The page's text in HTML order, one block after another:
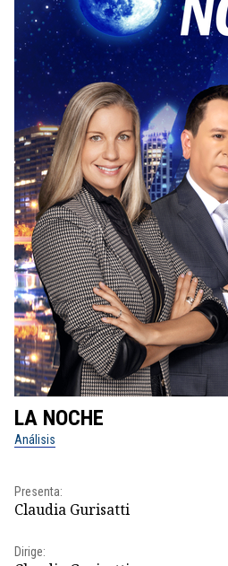
LA NOCHE
Análisis
Presenta:
Claudia Gurisatti
Dirige: